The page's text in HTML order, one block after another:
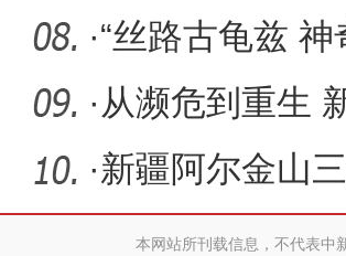
·“丝路古龟兹
乌鲁木
· 从濒危到重生
河流域
·新疆阿尔金山
呈上升趋
本网站所刊载信息，不代表中